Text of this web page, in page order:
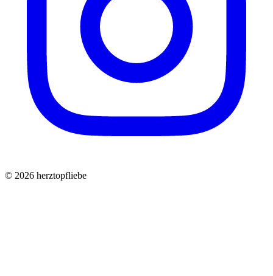
© 2026 herztopfliebe